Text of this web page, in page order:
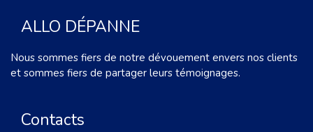
ALLO DÉPANNE
Nous sommes fiers de notre dévouement envers nos clients
et sommes fiers de partager leurs témoignages.
Contacts